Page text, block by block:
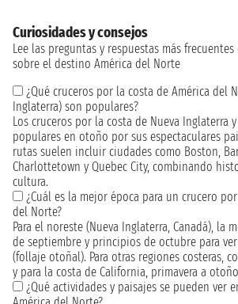
Curiosidades y consejos
Lee las preguntas y respuestas más
sobre el destino América del Norte
¿Qué cruceros por la costa de América del
Inglaterra) son populares?
Los cruceros por la costa de Nueva Inglaterra
populares en otoño por sus espectaculares
rutas suelen incluir ciudades como Boston,
Charlottetown y Quebec City, combinando
cultura.
¿Cuál es la mejor época para un crucero
del Norte?
Para el noreste (Nueva Inglaterra, Canadá), la
de septiembre y principios de octubre para
(follaje otoñal). Para otras regiones costeras,
y para la costa de California, primavera a
¿Qué actividades y paisajes se pueden ver